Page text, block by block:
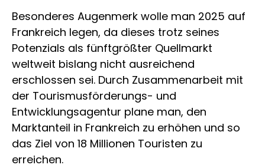
Besonderes Augenmerk wolle man 2025 auf
Frankreich legen, da dieses trotz seines
Potenzials als fünftgrößter Quellmarkt
weltweit bislang nicht ausreichend
erschlossen sei. Durch Zusammenarbeit mit
der Tourismusförderungs- und
Entwicklungsagentur plane man, den
Marktanteil in Frankreich zu erhöhen und so
das Ziel von 18 Millionen Touristen zu
erreichen.